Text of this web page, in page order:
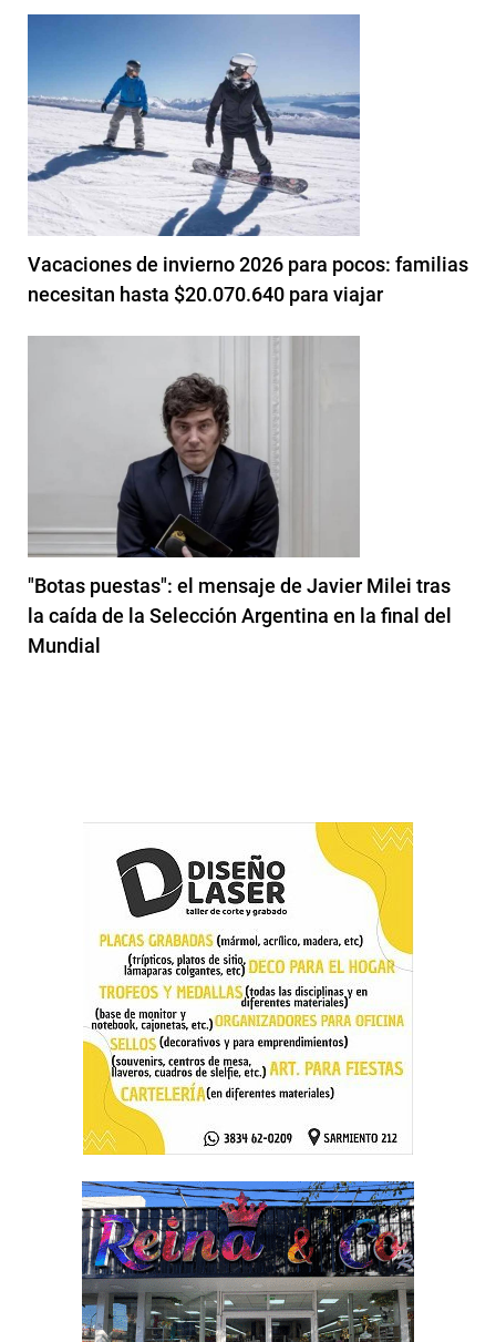
Vacaciones de invierno 2026 para pocos: familias
necesitan hasta $20.070.640 para viajar
"Botas puestas": el mensaje de Javier Milei tras
la caída de la Selección Argentina en la final del
Mundial